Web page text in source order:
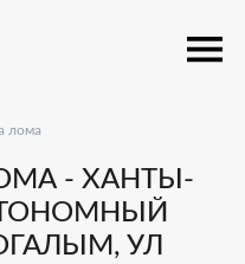
лома
- ХАНТЫ-
УЛ